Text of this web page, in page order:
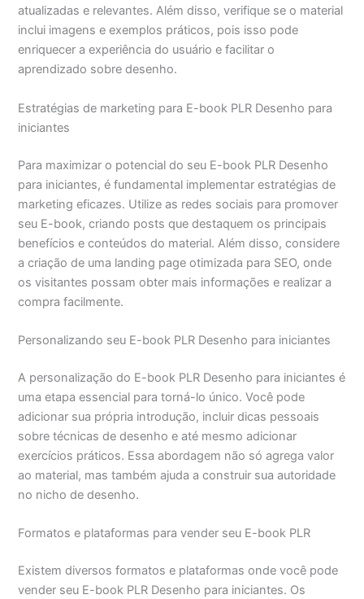
atualizadas e relevantes. Além disso, verifique se o material
inclui imagens e exemplos práticos, pois isso pode
enriquecer a experiência do usuário e facilitar o
aprendizado sobre desenho.
Estratégias de marketing para E-book PLR Desenho para
iniciantes
Para maximizar o potencial do seu E-book PLR Desenho
para iniciantes, é fundamental implementar estratégias de
marketing eficazes. Utilize as redes sociais para promover
seu E-book, criando posts que destaquem os principais
benefícios e conteúdos do material. Além disso, considere
a criação de uma landing page otimizada para SEO, onde
os visitantes possam obter mais informações e realizar a
compra facilmente.
Personalizando seu E-book PLR Desenho para iniciantes
A personalização do E-book PLR Desenho para iniciantes é
uma etapa essencial para torná-lo único. Você pode
adicionar sua própria introdução, incluir dicas pessoais
sobre técnicas de desenho e até mesmo adicionar
exercícios práticos. Essa abordagem não só agrega valor
ao material, mas também ajuda a construir sua autoridade
no nicho de desenho.
Formatos e plataformas para vender seu E-book PLR
Existem diversos formatos e plataformas onde você pode
vender seu E-book PLR Desenho para iniciantes. Os